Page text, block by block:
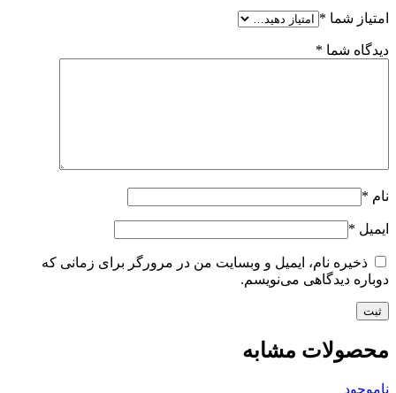
امتیاز شما *
دیدگاه شما *
نام *
ایمیل *
ذخیره نام، ایمیل و وبسایت من در مرورگر برای زمانی که
دوباره دیدگاهی می‌نویسم.
محصولات مشابه
ناموجود